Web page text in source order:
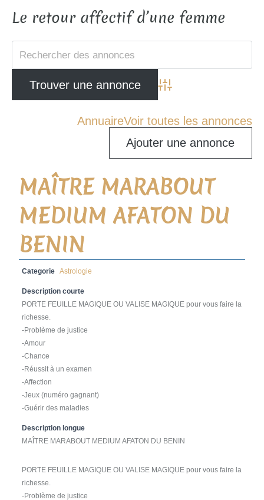
Le retour affectif d’une femme
Advanced Search
AnnuaireVoir toutes les annonces
Ajouter une annonce
MAÎTRE MARABOUT
MEDIUM AFATON DU
BENIN
Categorie Astrologie
Description courte
PORTE FEUILLE MAGIQUE OU VALISE MAGIQUE pour vous faire la
richesse.
-Problème de justice
-Amour
-Chance
-Réussit à un examen
-Affection
-Jeux (numéro gagnant)
-Guérir des maladies
Description longue
MAÎTRE MARABOUT MEDIUM AFATON DU BENIN
PORTE FEUILLE MAGIQUE OU VALISE MAGIQUE pour vous faire la
richesse.
-Problème de justice